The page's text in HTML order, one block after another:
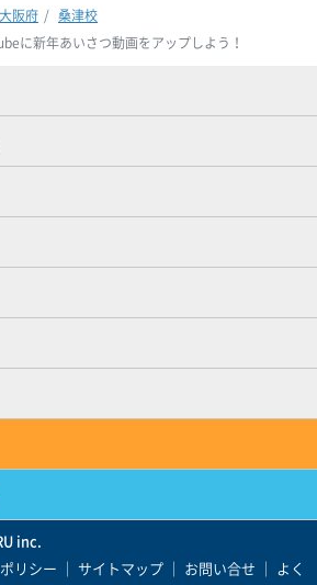
大阪府
桑津校
に新年あいさつ動画をアップしよう！
inc.
リシー ｜ サイトマップ ｜ お問い合せ ｜ よく